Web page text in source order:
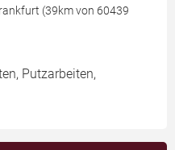
(39km von 60439
Putzarbeiten,